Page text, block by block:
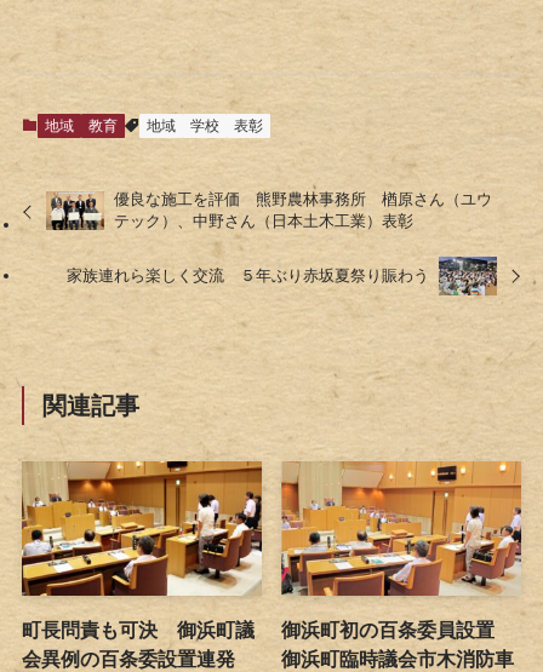
地域 教育 地域 学校 表彰
優良な施工を評価 熊野農林事務所 楢原さん（ユウ
テック）、中野さん（日本土木工業）表彰
家族連れら楽しく交流 ５年ぶり赤坂夏祭り賑わう
関連記事
町長問責も可決 御浜町議
会異例の百条委設置連発
御浜町初の百条委員設置
御浜町臨時議会市木消防車